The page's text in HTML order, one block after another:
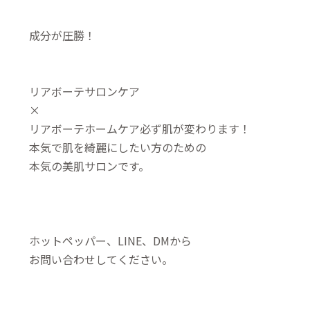
成分が圧勝！
リアボーテサロンケア
×
リアボーテホームケア必ず肌が変わります！
本気で肌を綺麗にしたい方のための
本気の美肌サロンです。
ホットペッパー、LINE、DMから
お問い合わせしてください。